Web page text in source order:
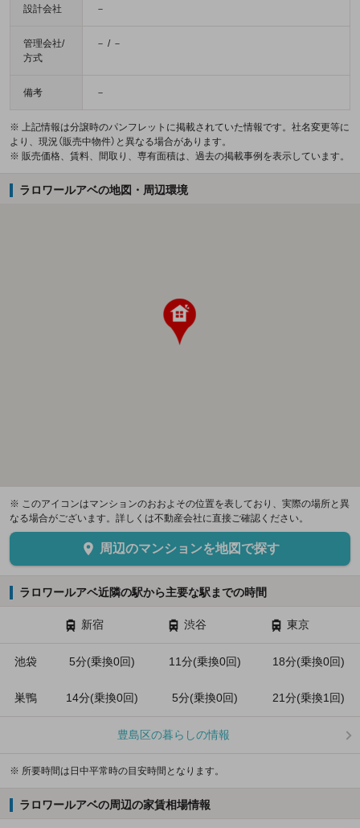
設計会社 －
管理会社/
方式
－ / －
備考 －
※ 上記情報は分譲時のパンフレットに掲載されていた情報です。社名変更等に
より、現況（販売中物件）と異なる場合があります。
※ 販売価格、賃料、間取り、専有面積は、過去の掲載事例を表示しています。
ラロワールアベの地図・周辺環境
※ このアイコンはマンションのおおよその位置を表しており、実際の場所と異
なる場合がございます。詳しくは不動産会社に直接ご確認ください。
周辺のマンションを地図で探す
ラロワールアベ近隣の駅から主要な駅までの時間
新宿 渋谷 東京
池袋 5分(乗換0回) 11分(乗換0回) 18分(乗換0回)
巣鴨 14分(乗換0回) 5分(乗換0回) 21分(乗換1回)
豊島区の暮らしの情報
※ 所要時間は日中平常時の目安時間となります。
ラロワールアベの周辺の家賃相場情報